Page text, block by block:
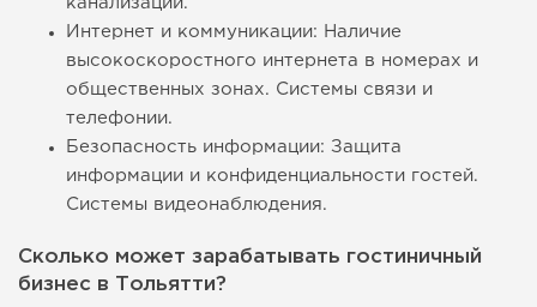
канализации.
Интернет и коммуникации: Наличие
высокоскоростного интернета в номерах и
общественных зонах. Системы связи и
телефонии.
Безопасность информации: Защита
информации и конфиденциальности гостей.
Системы видеонаблюдения.
Сколько может зарабатывать гостиничный
бизнес в Тольятти?